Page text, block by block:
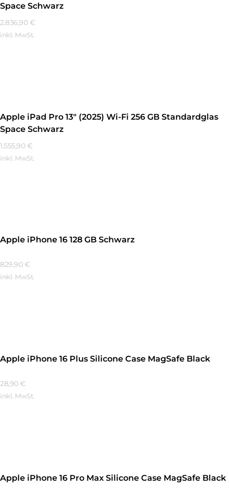
Space Schwarz
2.836,90 €
inkl. MwSt.
Apple iPad Pro 13″ (2025) Wi-Fi 256 GB Standardglas
Space Schwarz
1.555,90 €
inkl. MwSt.
Apple iPhone 16 128 GB Schwarz
829,90 €
inkl. MwSt.
Apple iPhone 16 Plus Silicone Case MagSafe Black
28,90 €
inkl. MwSt.
Apple iPhone 16 Pro Max Silicone Case MagSafe Black